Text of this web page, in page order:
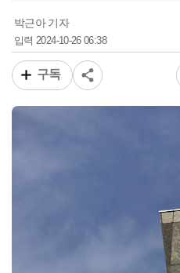
박근아 기자
입력 2024-10-26 06:38
구독